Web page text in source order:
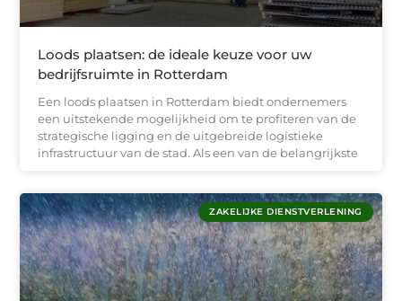
Loods plaatsen: de ideale keuze voor uw
bedrijfsruimte in Rotterdam
Een loods plaatsen in Rotterdam biedt ondernemers
een uitstekende mogelijkheid om te profiteren van de
strategische ligging en de uitgebreide logistieke
infrastructuur van de stad. Als een van de belangrijkste
ZAKELIJKE DIENSTVERLENING